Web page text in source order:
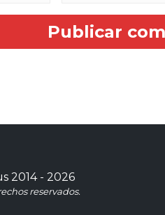
2014 - 2026
reservados.